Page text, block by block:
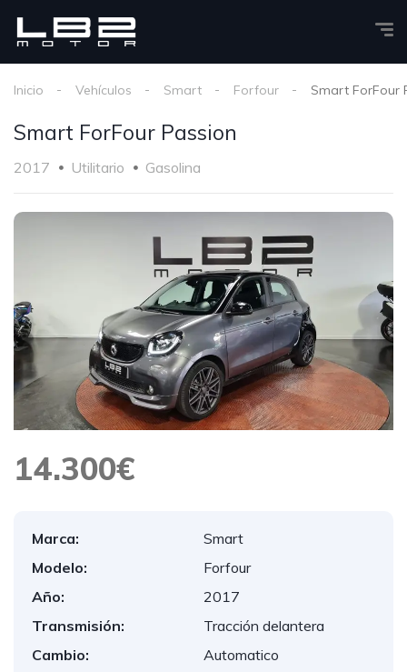
Inicio Vehículos Smart Forfour Smart ForFour
Smart ForFour Passion
2017 Utilitario Gasolina
14.300€
Marca:
Smart
Modelo:
Forfour
Año:
2017
Transmisión:
Tracción delantera
Cambio:
Automatico